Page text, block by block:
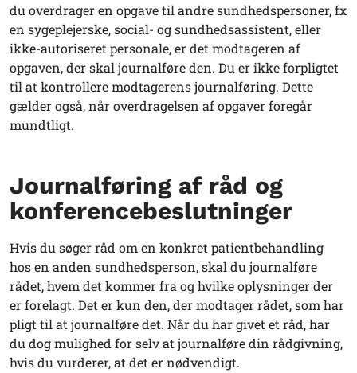
du overdrager en opgave til andre sundhedspersoner, fx
en sygeplejerske, social- og sundhedsassistent, eller
ikke-autoriseret personale, er det modtageren af
opgaven, der skal journalføre den. Du er ikke forpligtet
til at kontrollere modtagerens journalføring. Dette
gælder også, når overdragelsen af opgaver foregår
mundtligt.
Journalføring af råd og
konferencebeslutninger
Hvis du søger råd om en konkret patientbehandling
hos en anden sundhedsperson, skal du journalføre
rådet, hvem det kommer fra og hvilke oplysninger der
er forelagt. Det er kun den, der modtager rådet, som har
pligt til at journalføre det. Når du har givet et råd, har
du dog mulighed for selv at journalføre din rådgivning,
hvis du vurderer, at det er nødvendigt.